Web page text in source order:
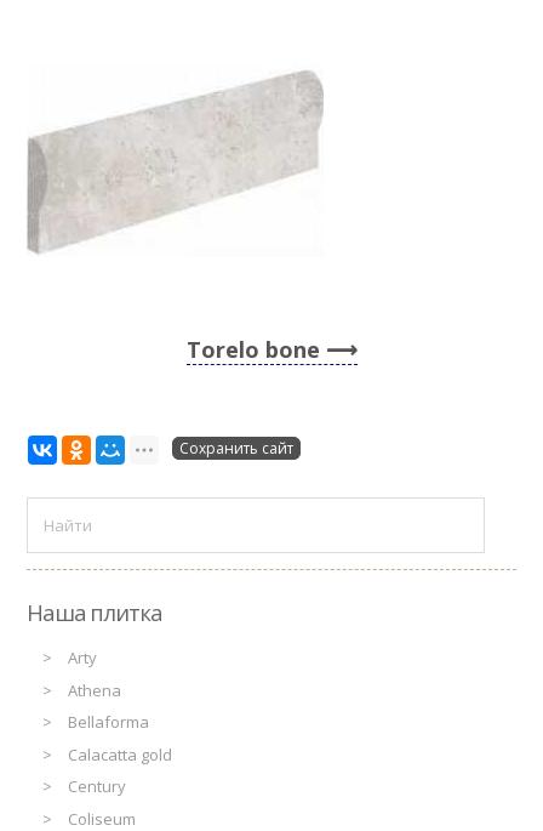
Torelo bone
Сохранить сайт
Наша плитка
Arty
Athena
Bellaforma
Calacatta gold
Century
Coliseum